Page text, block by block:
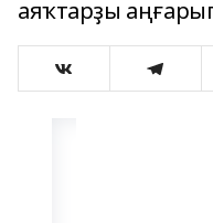
аяҡтарҙы